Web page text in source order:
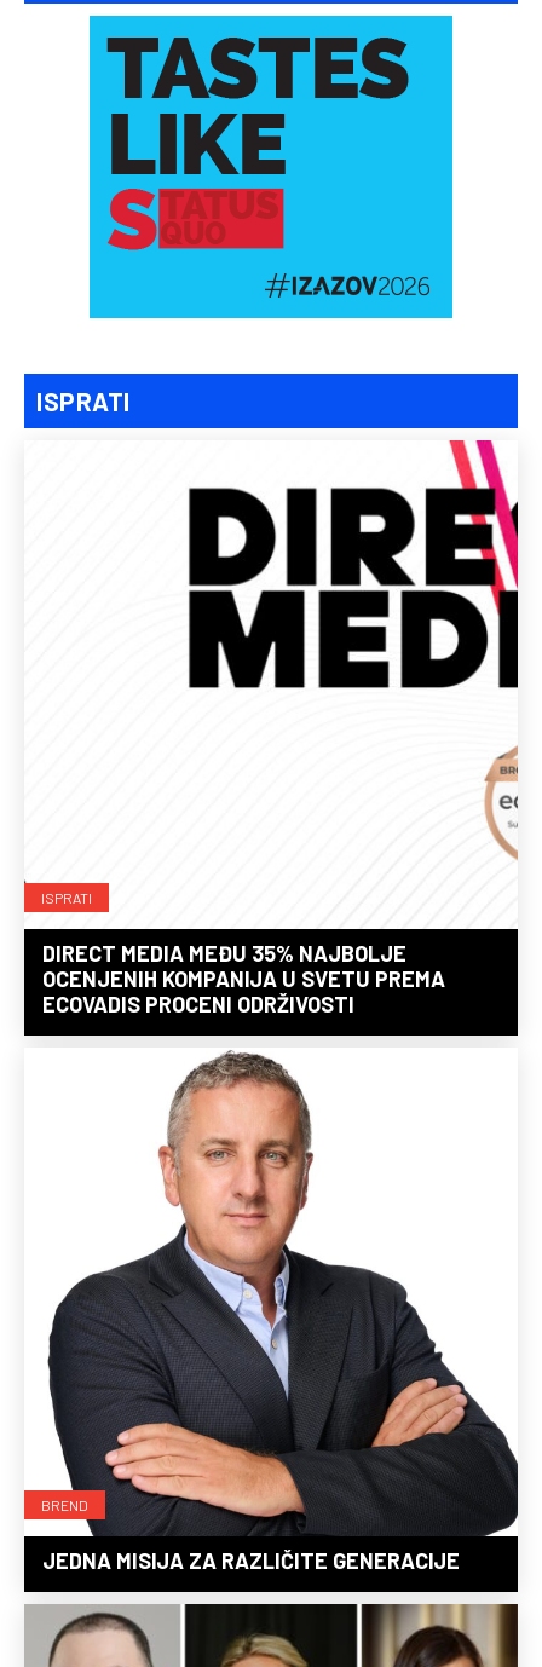
ISPRATI
ISPRATI
DIRECT MEDIA MEĐU 35% NAJBOLJE
OCENJENIH KOMPANIJA U SVETU PREMA
ECOVADIS PROCENI ODRŽIVOSTI
BREND
JEDNA MISIJA ZA RAZLIČITE GENERACIJE